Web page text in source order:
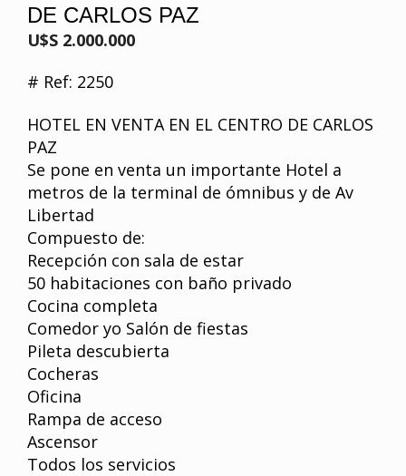
DE CARLOS PAZ
U$S 2.000.000
# Ref: 2250
HOTEL EN VENTA EN EL CENTRO DE CARLOS
PAZ
Se pone en venta un importante Hotel a
metros de la terminal de ómnibus y de Av
Libertad
Compuesto de:
Recepción con sala de estar
50 habitaciones con baño privado
Cocina completa
Comedor yo Salón de fiestas
Pileta descubierta
Cocheras
Oficina
Rampa de acceso
Ascensor
Todos los servicios